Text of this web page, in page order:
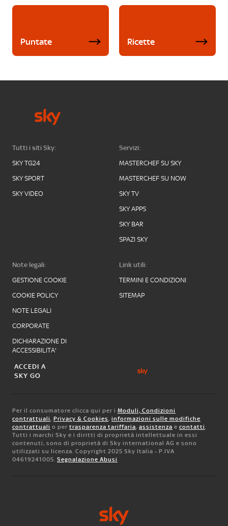
Puntate Ricette
Tutti i siti Sky:
SKY TG24
SKY SPORT
SKY VIDEO
Servizi:
MASTERCHEF SU SKY
MASTERCHEF SU NOW
SKY TV
SKY APPS
SKY BAR
SPAZI SKY
Note legali:
GESTIONE COOKIE
COOKIE POLICY
NOTE LEGALI
CORPORATE
DICHIARAZIONE DI
ACCESSIBILITA'
Link utili:
TERMINI E CONDIZIONI
SITEMAP
ACCEDI A
SKY GO
Per il consumatore clicca qui per i Moduli, Condizioni
contrattuali, Privacy & Cookies, informazioni sulle modifiche
contrattuali o per trasparenza tariffaria, assistenza e contatti.
Tutti i marchi Sky e i diritti di proprietà intellettuale in essi
contenuti, sono di proprietà di Sky international AG e sono
utilizzati su licenza. Copyright 2025 Sky Italia - P.IVA
04619241005. Segnalazione Abusi